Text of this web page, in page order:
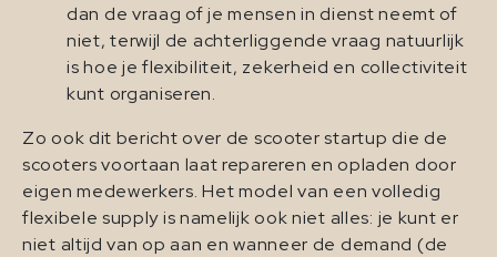
dan de vraag of je mensen in dienst neemt of
niet, terwijl de achterliggende vraag natuurlijk
is hoe je flexibiliteit, zekerheid en collectiviteit
kunt organiseren.
Zo ook dit bericht over de scooter startup die de
scooters voortaan laat repareren en opladen door
eigen medewerkers. Het model van een volledig
flexibele supply is namelijk ook niet alles: je kunt er
niet altijd van op aan en wanneer de demand (de